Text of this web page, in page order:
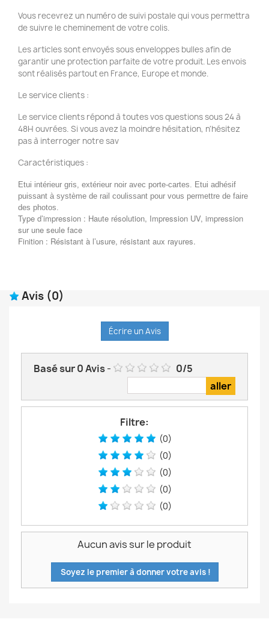
Vous recevrez un numéro de suivi postale qui vous permettra
de suivre le cheminement de votre colis.
Les articles sont envoyés sous enveloppes bulles afin de
garantir une protection parfaite de votre produit. Les envois
sont réalisés partout en France, Europe et monde.
Le service clients :
Le service clients répond à toutes vos questions sous 24 à
48H ouvrées. Si vous avez la moindre hésitation, n'hésitez
pas à interroger notre sav
Caractéristiques :
Etui intérieur gris, extérieur noir avec porte-cartes. Etui adhésif
puissant à système de rail coulissant pour vous permettre de faire
des photos.
Type d’impression : Haute résolution, Impression UV, impression
sur une seule face
Finition : Résistant à l’usure, résistant aux rayures.
Avis (0)
Écrire un Avis
Basé sur0Avis- 0/5
Filtre:
(0)
(0)
(0)
(0)
(0)
Aucun avis sur le produit
Soyez le premier à donner votre avis !